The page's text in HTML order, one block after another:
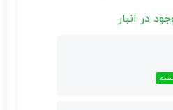
در انبار